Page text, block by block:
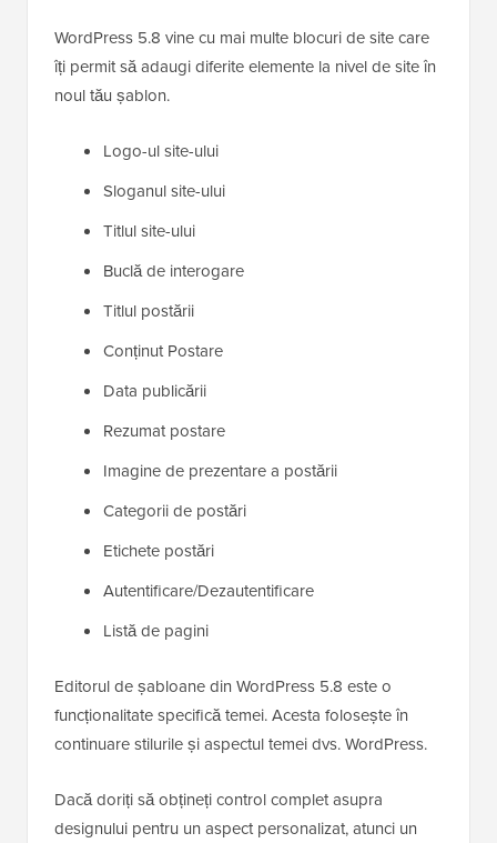
WordPress 5.8 vine cu mai multe blocuri de site care
îți permit să adaugi diferite elemente la nivel de site în
noul tău șablon.
Logo-ul site-ului
Sloganul site-ului
Titlul site-ului
Buclă de interogare
Titlul postării
Conținut Postare
Data publicării
Rezumat postare
Imagine de prezentare a postării
Categorii de postări
Etichete postări
Autentificare/Dezautentificare
Listă de pagini
Editorul de șabloane din WordPress 5.8 este o
funcționalitate specifică temei. Acesta folosește în
continuare stilurile și aspectul temei dvs. WordPress.
Dacă doriți să obțineți control complet asupra
designului pentru un aspect personalizat, atunci un